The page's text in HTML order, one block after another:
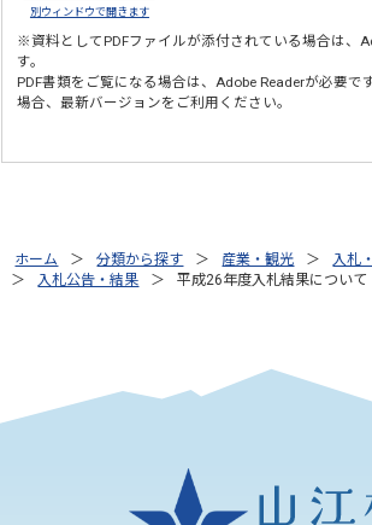
別ウィンドウで開きます
※資料としてPDFファイルが添付されている場合は、
す。
PDF書類をご覧になる場合は、 Adobe Readerが必要で
場合、最新バージョンをご利用ください。
ホーム 分類から探す 産業・観光
入札
入札公告・結果
平成26年度入札結果について